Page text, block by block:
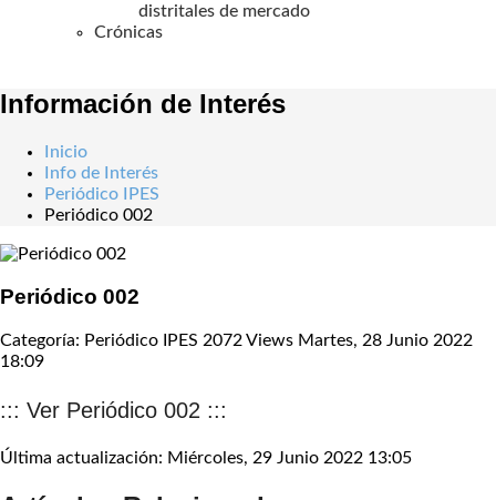
distritales de mercado
Crónicas
Información de Interés
Inicio
Info de Interés
Periódico IPES
Periódico 002
Periódico 002
Categoría: Periódico IPES 2072 Views Martes, 28 Junio 2022
18:09
::: Ver Periódico 002 :::
Última actualización: Miércoles, 29 Junio 2022 13:05